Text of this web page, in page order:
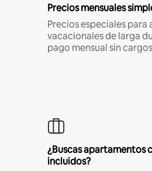
Precios mensuales
Precios especiales
vacacionales de larga
pago mensual sin
¿Buscas apartamentos
incluidos?